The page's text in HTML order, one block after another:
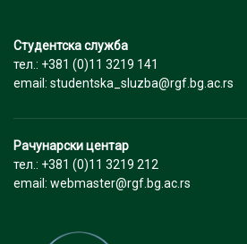
Студентска служба
тел.: +381 (0)11 3219 141
email: studentska_sluzba@rgf.bg.ac.rs
Рачунарски центар
тел.: +381 (0)11 3219 212
email: webmaster@rgf.bg.ac.rs